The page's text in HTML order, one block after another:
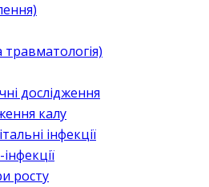
дослідження
калу
інфекції
росту